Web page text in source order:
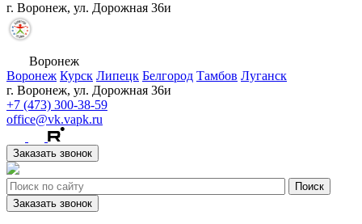
г. Воронеж, ул. Дорожная 36и
Воронеж
Воронеж Курск Липецк Белгород Тамбов Луганск
г. Воронеж, ул. Дорожная 36и
+7 (473) 300-38-59
office@vk.vapk.ru
Заказать звонок
Заказать звонок